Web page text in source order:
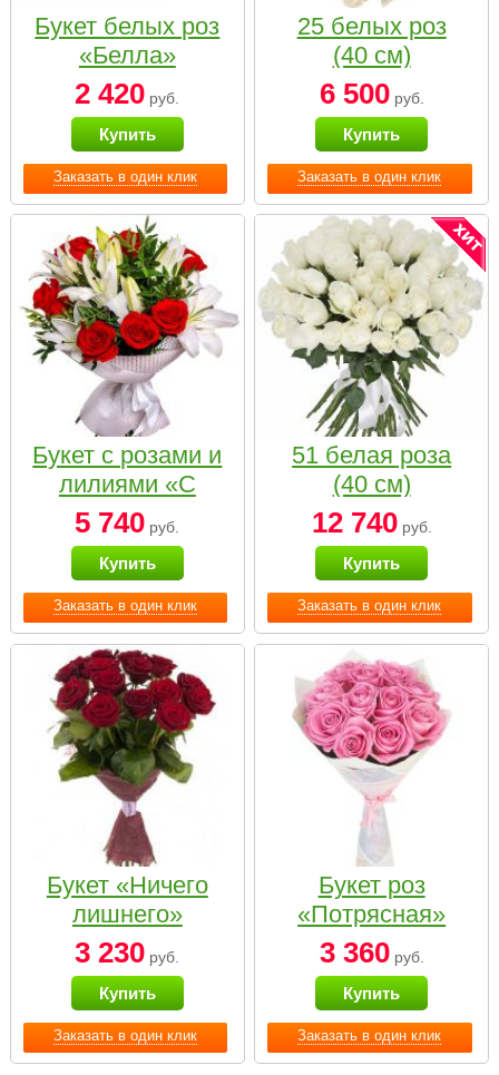
Заказать в один клик
Букет белых роз
«Белла»
2 420 руб.
Купить
Заказать в один клик
25 белых роз
(40 см)
6 500руб.
Купить
Заказать в один клик
Букет с розами и
лилиями «С
наилучшими
пожеланиями»
5 740 руб.
Купить
Заказать в один клик
51 белая роза
(40 см)
12 740руб.
Купить
Заказать в один клик
Букет «Ничего
лишнего»
3 230 руб.
Купить
Заказать в один клик
Букет роз
«Потрясная»
3 360руб.
Купить